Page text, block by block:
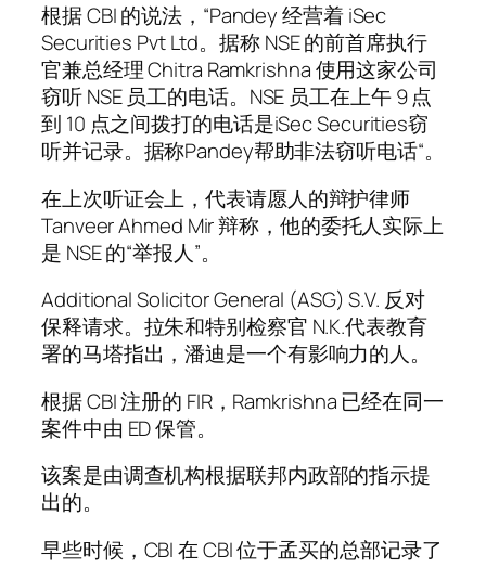
根据 CBI 的说法，“Pandey 经营着 iSec
Securities Pvt Ltd。据称 NSE 的前首席执行
官兼总经理 Chitra Ramkrishna 使用这家公司
窃听 NSE 员工的电话。NSE 员工在上午 9 点
到 10 点之间拨打的电话是iSec Securities窃
听并记录。据称Pandey帮助非法窃听电话“。
在上次听证会上，代表请愿人的辩护律师
Tanveer Ahmed Mir 辩称，他的委托人实际上
是 NSE 的“举报人”。
Additional Solicitor General (ASG) S.V. 反对
保释请求。拉朱和特别检察官 N.K.代表教育
署的马塔指出，潘迪是一个有影响力的人。
根据 CBI 注册的 FIR，Ramkrishna 已经在同一
案件中由 ED 保管。
该案是由调查机构根据联邦内政部的指示提
出的。
早些时候，CBI 在 CBI 位于孟买的总部记录了